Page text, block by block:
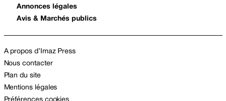
Annonces légales
Avis & Marchés publics
A propos d’Imaz Press
Nous contacter
Plan du site
Mentions légales